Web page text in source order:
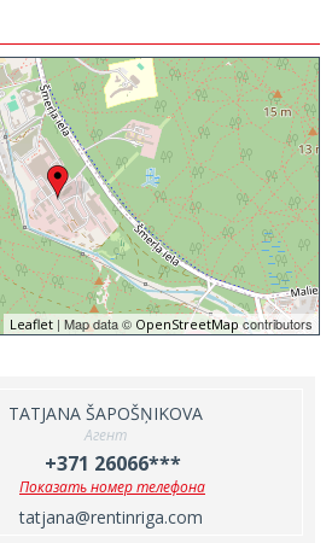
Leaflet | Map data © OpenStreetMap contributors
TATJANA ŠAPOŠŅIKOVA
Агент
+371 26066***
Показать номер телефона
tatjana@rentinriga.com